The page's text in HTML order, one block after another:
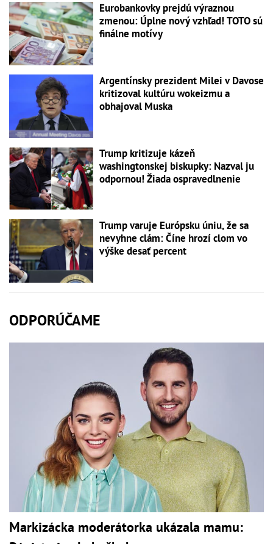
Eurobankovky prejdú výraznou
zmenou: Úplne nový vzhľad! TOTO sú
finálne motívy
Argentínsky prezident Milei v Davose
kritizoval kultúru wokeizmu a
obhajoval Muska
Trump kritizuje kázeň
washingtonskej biskupky: Nazval ju
odpornou! Žiada ospravedlnenie
Trump varuje Európsku úniu, že sa
nevyhne clám: Číne hrozí clom vo
výške desať percent
ODPORÚČAME
Markizácka moderátorka ukázala mamu: